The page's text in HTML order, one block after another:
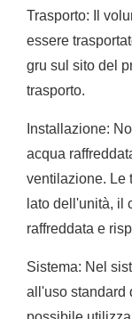
Trasporto: Il
essere
gru sul sito del
trasporto.
Installazione:
acqua
ventilazione. Le
lato dell'unità, il
raffreddata e
Sistema: Nel
all'uso standard